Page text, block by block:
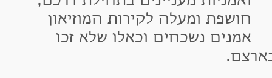
ומעלה לקירות המוזיאון
נשכחים וכאלו שלא זכו